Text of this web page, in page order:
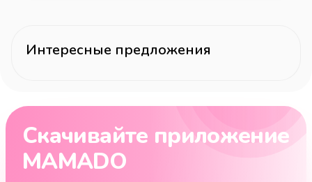
Интересные предложения
Скачивайте приложение
MAMADO